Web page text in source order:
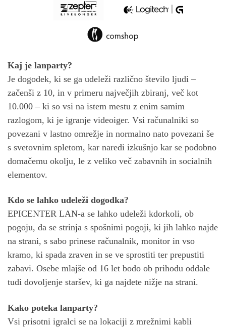
Kaj je lanparty?
Je dogodek, ki se ga udeleži različno število ljudi –
začenši z 10, in v primeru največjih zbiranj, več kot
10.000 – ki so vsi na istem mestu z enim samim
razlogom, ki je igranje videoiger. Vsi računalniki so
povezani v lastno omrežje in normalno nato povezani še
s svetovnim spletom, kar naredi izkušnjo kar se podobno
domačemu okolju, le z veliko več zabavnih in socialnih
elementov.
Kdo se lahko udeleži dogodka?
EPICENTER LAN-a se lahko udeleži kdorkoli, ob
pogoju, da se strinja s spošnimi pogoji, ki jih lahko najde
na strani, s sabo prinese računalnik, monitor in vso
kramo, ki spada zraven in se ve sprostiti ter prepustiti
zabavi. Osebe mlajše od 16 let bodo ob prihodu oddale
tudi dovoljenje staršev, ki ga najdete nižje na strani.
Kako poteka lanparty?
Vsi prisotni igralci se na lokaciji z mrežnimi kabli